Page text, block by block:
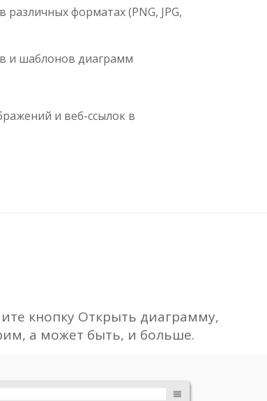
форматах (PNG, JPG,
и шаблонов диаграмм
и веб-ссылок в
кнопку Открыть диаграмму,
а может быть, и больше.